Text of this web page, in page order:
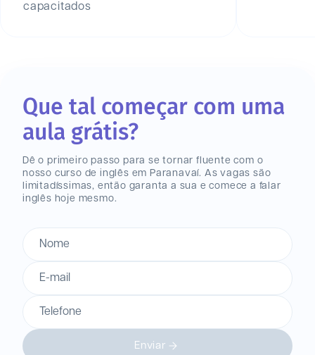
capacitados
Que tal começar com uma
aula grátis?
Dê o primeiro passo para se tornar fluente com o
nosso curso de inglês em Paranavaí. As vagas são
limitadíssimas, então garanta a sua e comece a falar
inglês hoje mesmo.
Nome
E-mail
Telefone
Enviar